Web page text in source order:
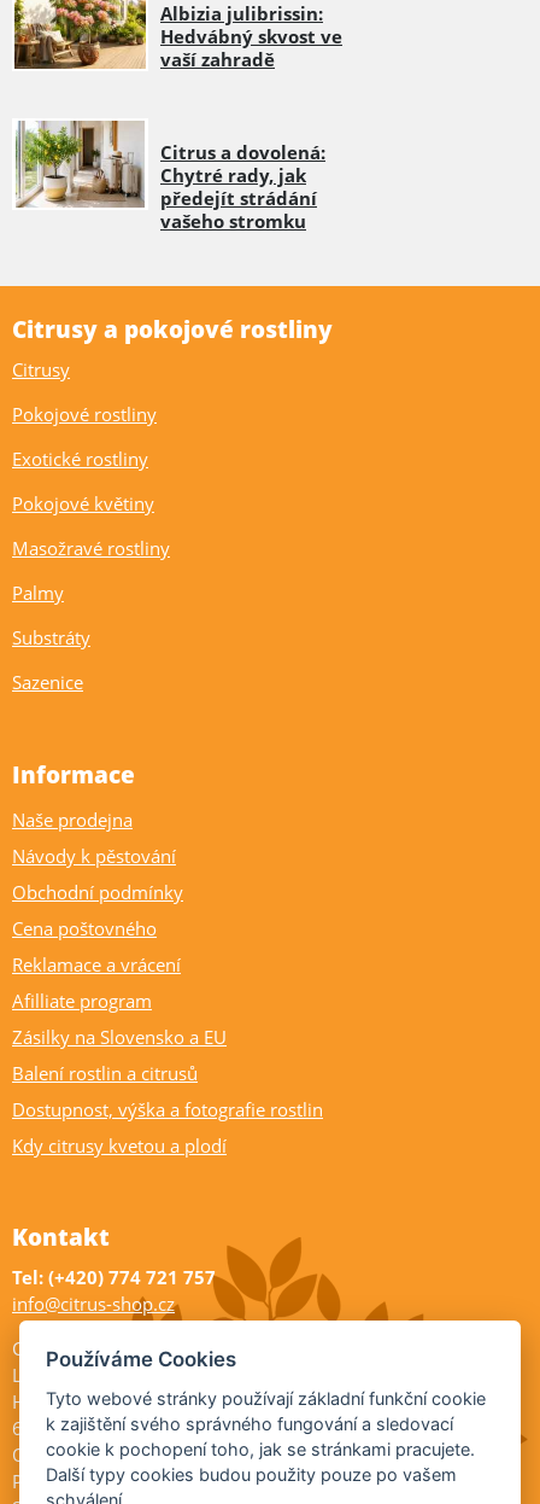
Albizia julibrissin:
Hedvábný skvost ve
vaší zahradě
Citrus a dovolená:
Chytré rady, jak
předejít strádání
vašeho stromku
Citrusy a pokojové rostliny
Citrusy
Pokojové rostliny
Exotické rostliny
Pokojové květiny
Masožravé rostliny
Palmy
Substráty
Sazenice
Informace
Naše prodejna
Návody k pěstování
Obchodní podmínky
Cena poštovného
Reklamace a vrácení
Afilliate program
Zásilky na Slovensko a EU
Balení rostlin a citrusů
Dostupnost, výška a fotografie rostlin
Kdy citrusy kvetou a plodí
Kontakt
Tel: (+420) 774 721 757
info@citrus-shop.cz
Citrus shop zahradnictví
Legionářů 2
Hodonín
695 01
Otevřeno:
Po-Pá 9-17
Používáme Cookies
Tyto webové stránky používají základní funkční cookie
k zajištění svého správného fungování a sledovací
cookie k pochopení toho, jak se stránkami pracujete.
Další typy cookies budou použity pouze po vašem